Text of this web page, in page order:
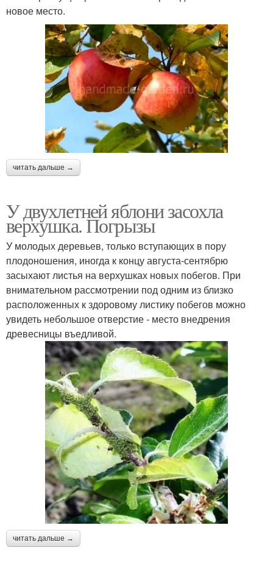
новое место.
читать дальше →
У двухлетней яблони засохла
верхушка. Погрызы
У молодых деревьев, только вступающих в пору
плодоношения, иногда к концу августа-сентябрю
засыхают листья на верхушках новых побегов. При
внимательном рассмотрении под одним из близко
расположенных к здоровому листику побегов можно
увидеть небольшое отверстие - место внедрения
древесницы въедливой.
читать дальше →